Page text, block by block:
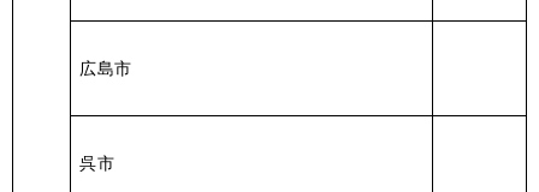
広島市
呉市